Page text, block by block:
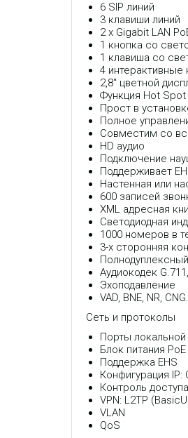
6 SIP линий
3 клавиши линий
2 х Gigabit LAN
1 кнопка со
1 клавиша со
4 интерактивные
2,8" цветной
Функция Hot Spot
Прост в
Полное
Совместим со
HD аудио
Подключение
Поддерживает
Настенная или
600 записей
XML адресная
Светодиодная
1000 номеров в
3-х сторонняя
Аудиокодек
Эхоподавление
VAD, BNE, NR, CNG.
Сеть и протоколы
Порты
Блок питания
Поддержка EHS
Конфигурация IP:
Контроль
VPN: L2TP
VLAN
QoS